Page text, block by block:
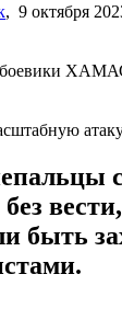
, 9 октября
быть